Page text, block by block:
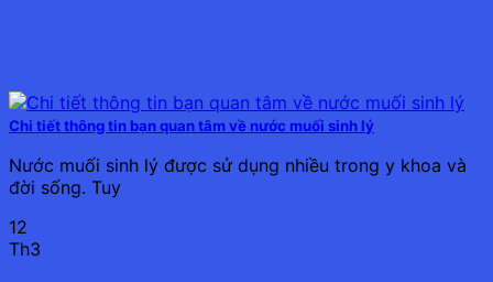
Chi tiết thông tin bạn quan tâm về nước muối sinh lý
Nước muối sinh lý được sử dụng nhiều trong y khoa và
đời sống. Tuy
12
Th3